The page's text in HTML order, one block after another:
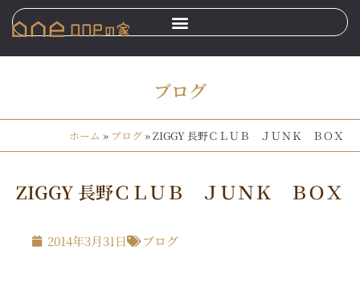
ブログ
ホーム » ブログ»ZIGGY 長野ＣＬＵＢ ＪＵＮＫ ＢＯＸ
ZIGGY 長野ＣＬＵＢ ＪＵＮＫ ＢＯＸ
2014年3月31日 ブログ